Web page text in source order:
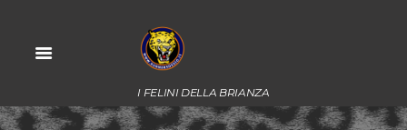
I FELINI DELLA BRIANZA